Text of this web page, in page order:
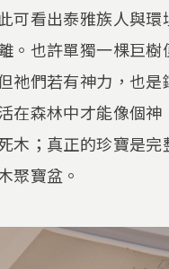
可看出泰雅族人與環
。也許單獨一棵巨樹
祂們若有神力，也是
在森林中才能像個神
木；真正的珍寶是完
聚寶盆。